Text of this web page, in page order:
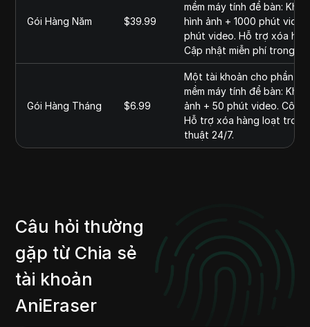
Gói Hàng Năm $39.99
mềm máy tính để bàn:
hình ảnh + 1000 phút
phút video. Hỗ trợ xóa
Cập nhật miễn phí trong
Gói Hàng Tháng $6.99
Một tài khoản cho phần
mềm máy tính để bàn:
ảnh + 50 phút video.
Hỗ trợ xóa hàng loạt trong
thuật 24/7.
Câu hỏi thường
gặp từ Chia sẻ
tài khoản
AniEraser